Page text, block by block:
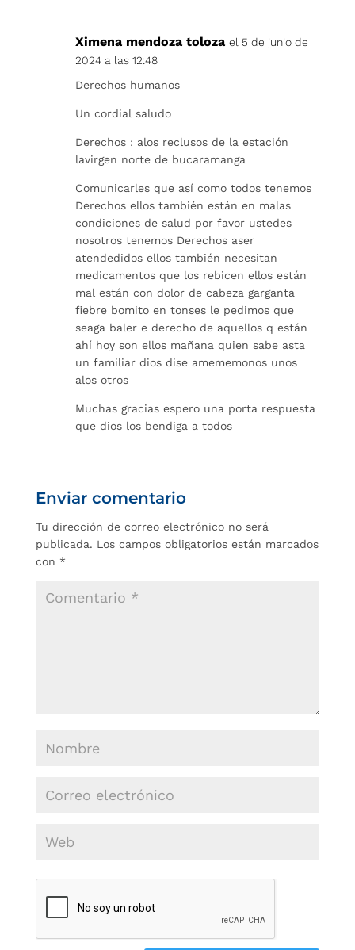
Ximena mendoza toloza el 5 de junio de
2024 a las 12:48
Derechos humanos
Un cordial saludo
Derechos : alos reclusos de la estación
lavirgen norte de bucaramanga
Comunicarles que así como todos tenemos
Derechos ellos también están en malas
condiciones de salud por favor ustedes
nosotros tenemos Derechos aser
atendedidos ellos también necesitan
medicamentos que los rebicen ellos están
mal están con dolor de cabeza garganta
fiebre bomito en tonses le pedimos que
seaga baler e derecho de aquellos q están
ahí hoy son ellos mañana quien sabe asta
un familiar dios dise amememonos unos
alos otros
Muchas gracias espero una porta respuesta
que dios los bendiga a todos
Enviar comentario
Tu dirección de correo electrónico no será
publicada. Los campos obligatorios están marcados
con *